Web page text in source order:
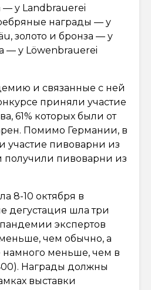
— у Landbrauerei
награды — у
золото и бронза — у
— у Löwenbrauerei
и связанные с ней
приняли участие
61% которых были от
Помимо Германии, в
участие пивоварни из
получили пивоварни из
8-10 октября в
дегустация шла три
пандемии экспертов
чем обычно, а
намного меньше, чем в
Награды должны
выставки